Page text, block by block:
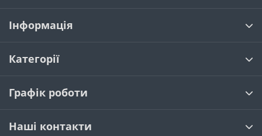
Інформація
Категорії
Графік роботи
Наші контакти